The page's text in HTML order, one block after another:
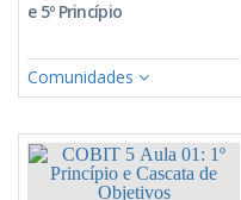
e 5º Princípio
Comunidades